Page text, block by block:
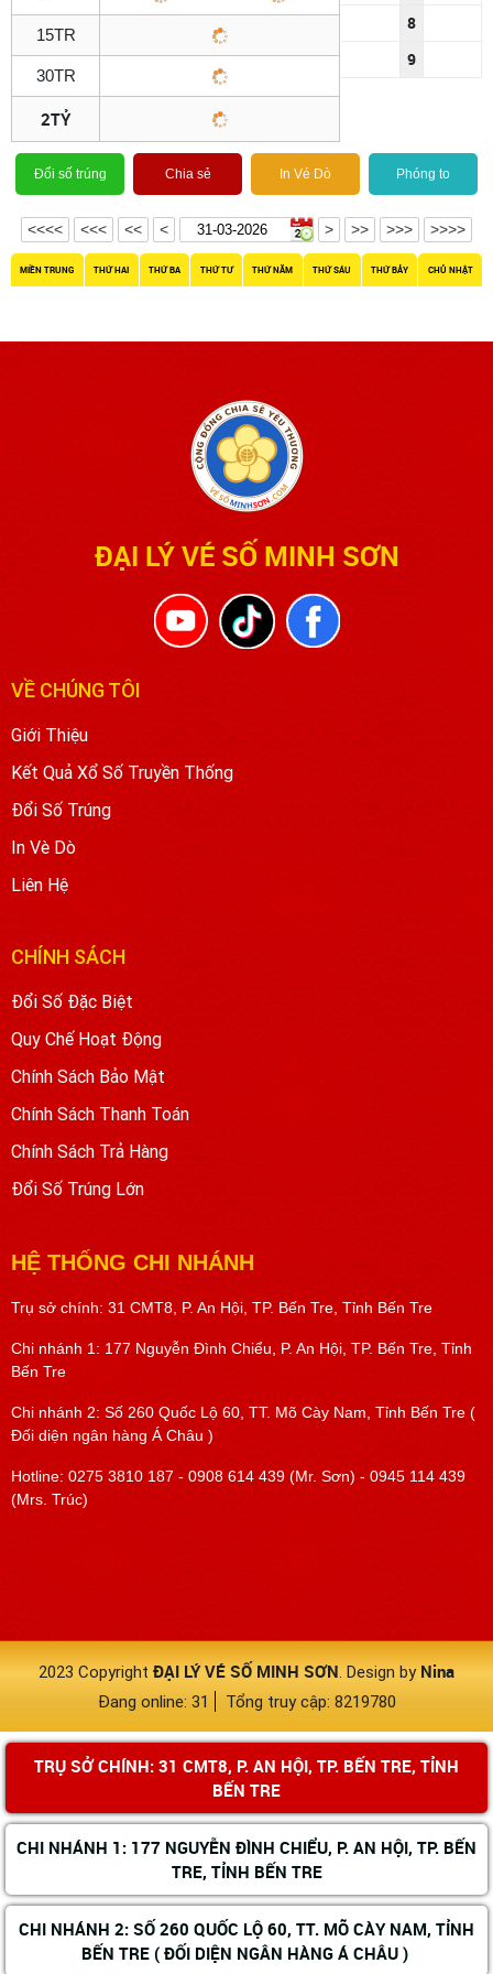
15TR
30TR
2TỶ
8
9
Đổi số trúng Chia sẻ In Vé Dò Phóng to
<<<< <<< << < > >> >>> >>>>
MIỀN TRUNG THỨ HAI THỨ BA THỨ TƯ THỨ NĂM THỨ SÁU THỨ BẢY CHỦ NHẬT
ĐẠI LÝ VÉ SỐ MINH SƠN
VỀ CHÚNG TÔI
Giới Thiệu
Kết Quả Xổ Số Truyền Thống
Đổi Số Trúng
In Vè Dò
Liên Hệ
CHÍNH SÁCH
Đổi Số Đặc Biệt
Quy Chế Hoạt Động
Chính Sách Bảo Mật
Chính Sách Thanh Toán
Chính Sách Trả Hàng
Đổi Số Trúng Lớn
HỆ THỐNG CHI NHÁNH
Trụ sở chính: 31 CMT8, P. An Hội, TP. Bến Tre, Tỉnh Bến Tre
Chi nhánh 1: 177 Nguyễn Đình Chiểu, P. An Hội, TP. Bến Tre, Tỉnh
Bến Tre
Chi nhánh 2: Số 260 Quốc Lộ 60, TT. Mõ Cày Nam, Tỉnh Bến Tre (
Đối diện ngân hàng Á Châu )
Hotline: 0275 3810 187 - 0908 614 439 (Mr. Sơn) - 0945 114 439
(Mrs. Trúc)
2023 Copyright ĐẠI LÝ VÉ SỐ MINH SƠN . Design by Nina
Đang online: 31 Tổng truy cập: 8219780
TRỤ SỞ CHÍNH: 31 CMT8, P. AN HỘI, TP. BẾN TRE, TỈNH
BẾN TRE
CHI NHÁNH 1: 177 NGUYỄN ĐÌNH CHIỂU, P. AN HỘI, TP. BẾN
TRE, TỈNH BẾN TRE
CHI NHÁNH 2: SỐ 260 QUỐC LỘ 60, TT. MÕ CÀY NAM, TỈNH
BẾN TRE ( ĐỐI DIỆN NGÂN HÀNG Á CHÂU )